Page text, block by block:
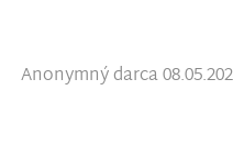
Anonymný darca